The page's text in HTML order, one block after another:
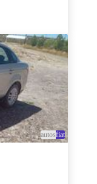
autosfiat